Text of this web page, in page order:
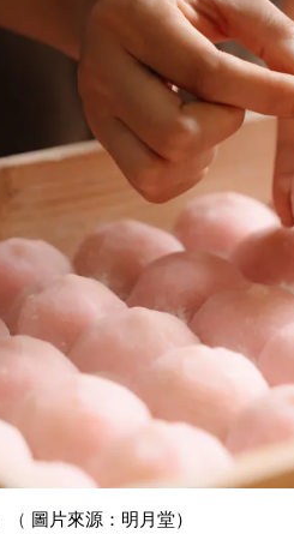
（ 圖片來源：明月堂）